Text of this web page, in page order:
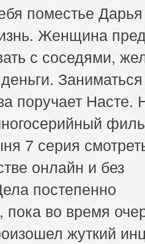
поместье Дарья
Женщина
с соседями,
поручает
7 серия
онлайн и без
постепенно
пока во время
жуткий